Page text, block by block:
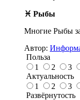
♓ Рыбы
Многие Рыбы
Автор:
Польза
1
2 3
Актуальность
1
2 3
Развёрнутость